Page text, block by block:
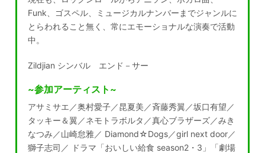
Funk、ゴスペル、ミュージカルナンバーまでジャンルに
とらわれること無く、常にエモーショナルな演奏で活動
中。
Zildjian シンバル エンド－サー
~参加アーティスト~
アサミサエ／奥村愛子／昆夏美／斉藤秀翼／坂口有望／
タッキー＆翼／ネモトラボルタ／真心ブラザーズ／みき
なつみ／山崎怠雅／ Diamond☆Dogs／girl next door／
獅子志司／ ドラマ「おいしい給食 season2・3」「劇場